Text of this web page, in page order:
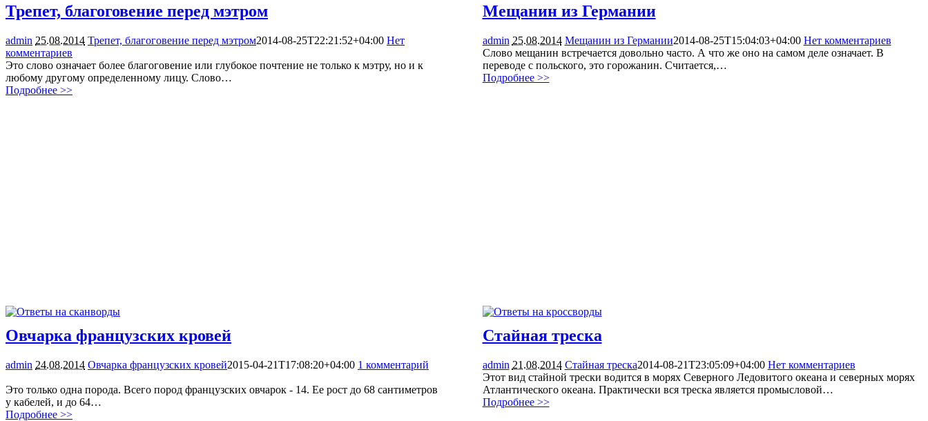
Трепет, благоговение перед мэтром
admin 25.08.2014 Трепет, благоговение перед мэтром2014-08-25T22:21:52+04:00 Нет
комментариев
Это слово означает более благоговение или глубокое почтение не только к мэтру, но и к
любому другому определенному лицу. Слово…
Подробнее >>
Мещанин из Германии
admin 25.08.2014 Мещанин из Германии2014-08-25T15:04:03+04:00 Нет комментариев
Слово мещанин встречается довольно часто. А что же оно на самом деле означает. В
переводе с польского, это горожанин. Считается,…
Подробнее >>
Овчарка французских кровей
admin 24.08.2014 Овчарка французских кровей2015-04-21T17:08:20+04:00 1 комментарий
Это только одна порода. Всего пород французских овчарок - 14. Ее рост до 68 сантиметров
у кабелей, и до 64…
Подробнее >>
Стайная треска
admin 21.08.2014 Стайная треска2014-08-21T23:05:09+04:00 Нет комментариев
Этот вид стайной трески водится в морях Северного Ледовитого океана и северных морях
Атлантического океана. Практически вся треска является промысловой…
Подробнее >>